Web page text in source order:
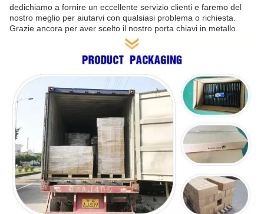
dedichiamo a fornire un eccellente servizio clienti e faremo del
nostro meglio per aiutarvi con qualsiasi problema o richiesta.
Grazie ancora per aver scelto il nostro porta chiavi in metallo.